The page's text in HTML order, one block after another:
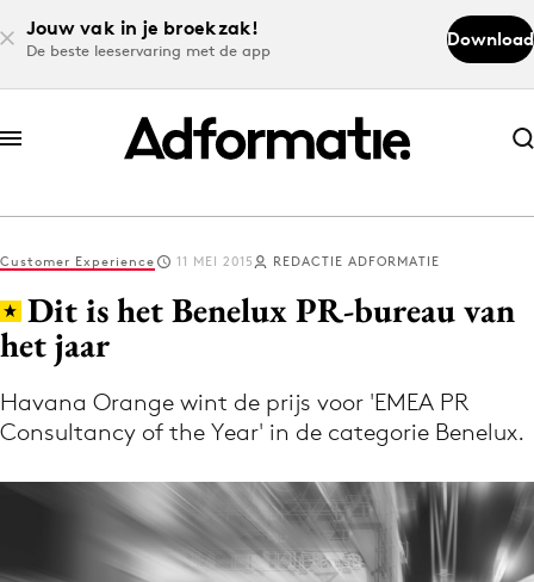
Jouw vak in je broekzak!
De beste leeservaring met de app
Download
Abonneer nu
Abonneer nu
Log in
Volg het laatste nieuws via de Adformatie
Nieuws app
Customer Experience 11 MEI 2015 REDACTIE ADFORMATIE
Dit is het Benelux PR-bureau van
het jaar
Havana Orange wint de prijs voor 'EMEA PR
Consultancy of the Year' in de categorie Benelux.